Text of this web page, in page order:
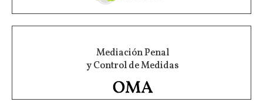
Mediación Penal
y Control de Medidas